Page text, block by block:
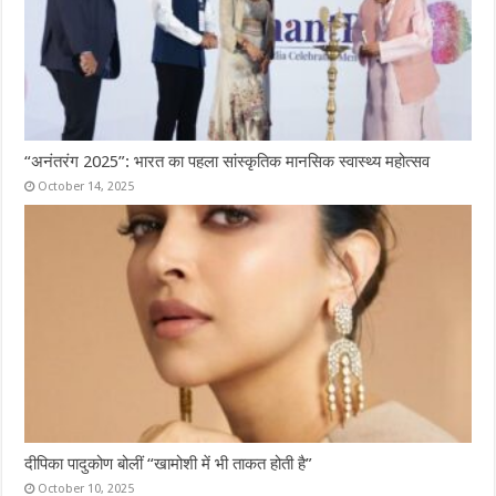
“अनंतरंग 2025”: भारत का पहला सांस्कृतिक मानसिक स्वास्थ्य महोत्सव
October 14, 2025
दीपिका पादुकोण बोलीं “खामोशी में भी ताकत होती है”
October 10, 2025